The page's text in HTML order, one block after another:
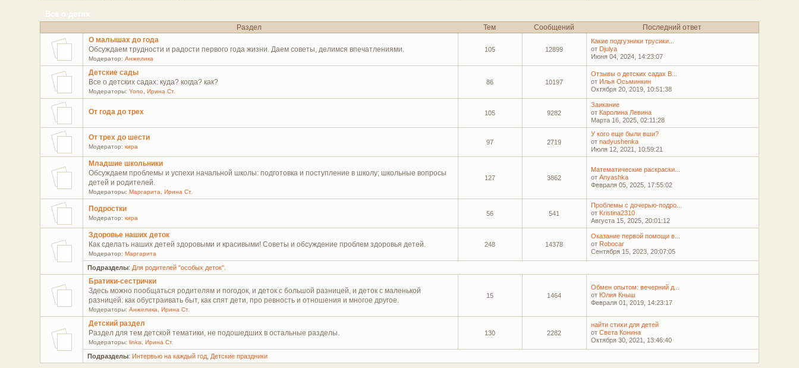
Все о детях
Раздел Тем Сообщений
Последний ответ
О малышах до года
Обсуждаем трудности и радости первого года жизни. Даем советы, делимся впечатлениями.
Модератор: Анжелика
105 12899
Какие подгузники трусики...
от Djulya
Июня 04, 2024, 14:23:07
Детские сады
Все о детских садах: куда? когда? как?
Модераторы: Yono, Ирина Ст.
86 10197
Отзывы о детских садах В...
от Илья Осьминкин
Октября 20, 2019, 10:51:38
От года до трех 105 9282
Заикание
от Каролина Левина
Марта 16, 2025, 02:11:28
От трех до шести
Модератор: кира
97 2719
У кого еще были вши?
отnadyushenka
Июля 12, 2021, 10:59:21
Младшие школьники
Обсуждаем проблемы и успехи начальной школы: подготовка и поступление в школу; школьные вопросы
детей и родителей.
Модераторы: Маргарита, Ирина Ст.
127 3862
Математические раскраски...
отAnyashka
Февраля 05, 2025, 17:55:02
Подростки
Модератор: кира
56 541
Проблемы с дочерью-подро...
от Kristina2310
Августа 15, 2025, 20:01:12
Здоровье наших деток
Как сделать наших детей здоровыми и красивыми! Советы и обсуждение проблем здоровья детей.
Модератор: Маргарита
248 14378
Оказание первой помощи в...
от Robocar
Сентября 15, 2023, 20:07:05
Подразделы: Для родителей "особых деток".
Братики-сестрички
Здесь можно пообщаться родителям и погодок, и деток с большой разницей, и деток с маленькой
разницей: как обустраивать быт, как спят дети, про ревность и отношения и многое другое.
Модераторы: Анжелика, Ирина Ст.
15 1464
Обмен опытом: вечерний д...
от Юлия Кныш
Февраля 01, 2019, 14:23:17
Детский раздел
Раздел для тем детской тематики, не подошедших в остальные разделы.
Модераторы: linka, Ирина Ст.
130 2282
найти стихи для детей
отСвета Конина
Октября 30, 2021, 13:46:40
Подразделы: Интервью на каждый год Детские праздники